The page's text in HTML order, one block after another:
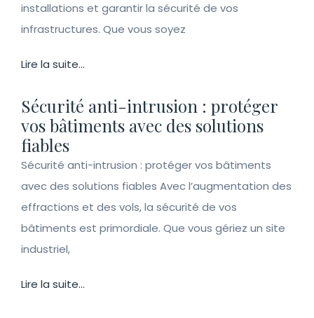
installations et garantir la sécurité de vos
infrastructures. Que vous soyez
Lire la suite...
Sécurité anti-intrusion : protéger
vos bâtiments avec des solutions
fiables
Sécurité anti-intrusion : protéger vos bâtiments
avec des solutions fiables Avec l’augmentation des
effractions et des vols, la sécurité de vos
bâtiments est primordiale. Que vous gériez un site
industriel,
Lire la suite...